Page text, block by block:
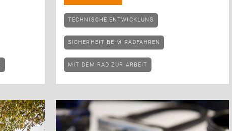
TECHNISCHE ENTWICKLUNG
SICHERHEIT BEIM RADFAHREN
MIT DEM RAD ZUR ARBEIT